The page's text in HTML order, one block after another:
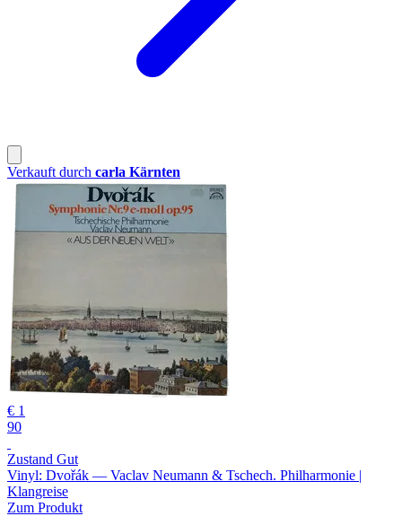
Verkauft durch carla Kärnten
€ 1
90
Zustand Gut
Vinyl: Dvořák — Vaclav Neumann & Tschech. Philharmonie |
Klangreise
Zum Produkt